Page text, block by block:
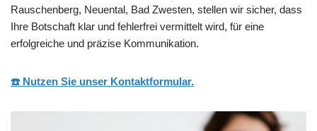
Rauschenberg, Neuental, Bad Zwesten, stellen wir sicher, dass
Ihre Botschaft klar und fehlerfrei vermittelt wird, für eine
erfolgreiche und präzise Kommunikation.
☎️ Nutzen Sie unser Kontaktformular.